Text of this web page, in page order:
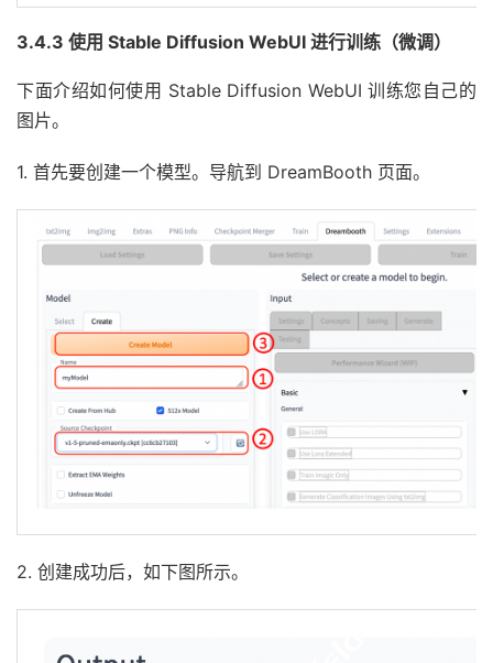
3.4.3 使用 Stable Diffusion WebUI 进行训练（微调）
下面介绍如何使用 Stable Diffusion WebUI 训练您自己的
图片。
1. 首先要创建一个模型。导航到 DreamBooth ⻚面。
2. 创建成功后，如下图所示。